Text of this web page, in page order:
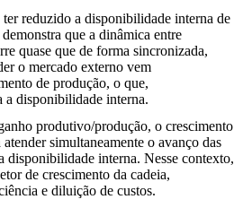
reduzido a disponibilidade interna de
que a dinâmica entre
quase que de forma sincronizada,
o mercado externo vem
de produção, o que,
a disponibilidade interna.
produtivo/produção, o crescimento
simultaneamente o avanço das
disponibilidade interna. Nesse contexto,
de crescimento da cadeia,
e diluição de custos.